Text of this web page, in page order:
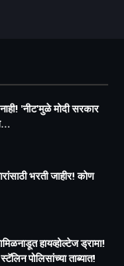
'नीट'मुळे मोदी सरकार
भरती जाहीर! कोण
हायव्होल्टेज ड्रामा!
पोलिसांच्या ताब्यात!